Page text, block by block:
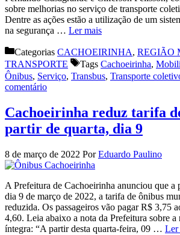
sobre melhorias no serviço de transporte
Dentre as ações estão a utilização de um
na segurança … Ler mais
Categorias CACHOEIRINHA, REGIÃO
TRANSPORTE
Tags Cachoeirinha,
Ônibus, Serviço, Transbus, Transporte
comentário
Cachoeirinha reduz tarifa
partir de quarta, dia 9
8 de março de 2022 PorEduardo Paulino
A Prefeitura de Cachoeirinha anunciou que a
dia 9 de março de 2022, a tarifa de ônibus
reduzida. Os passageiros vão pagar R$ 3,75
4,60. Leia abaixo a nota da Prefeitura sobre a
íntegra: “A partir desta quarta-feira, 09 … Ler